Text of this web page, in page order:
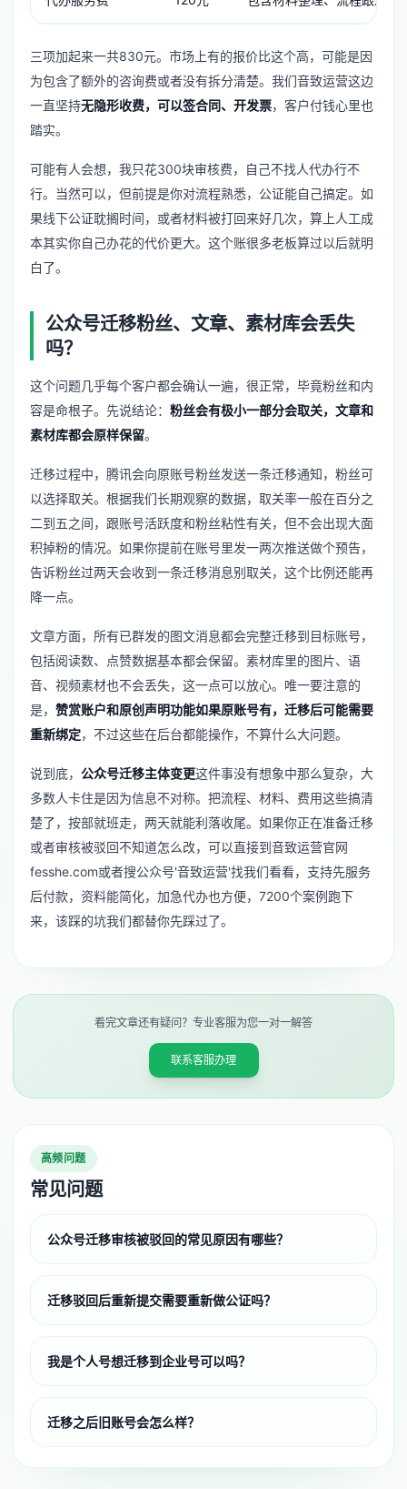
三项加起来一共830元。市场上有的报价比这个高，可能是因
为包含了额外的咨询费或者没有拆分清楚。我们音致运营这边
一直坚持无隐形收费，可以签合同、开发票，客户付钱心里也
踏实。
可能有人会想，我只花300块审核费，自己不找人代办行不
行。当然可以，但前提是你对流程熟悉，公证能自己搞定。如
果线下公证耽搁时间，或者材料被打回来好几次，算上人工成
本其实你自己办花的代价更大。这个账很多老板算过以后就明
白了。
公众号迁移粉丝、文章、素材库会丢失
吗？
这个问题几乎每个客户都会确认一遍，很正常，毕竟粉丝和内
容是命根子。先说结论： 粉丝会有极小一部分会取关，文章和
素材库都会原样保留。
迁移过程中，腾讯会向原账号粉丝发送一条迁移通知，粉丝可
以选择取关。根据我们长期观察的数据，取关率一般在百分之
二到五之间，跟账号活跃度和粉丝粘性有关，但不会出现大面
积掉粉的情况。如果你提前在账号里发一两次推送做个预告，
告诉粉丝过两天会收到一条迁移消息别取关，这个比例还能再
降一点。
文章方面，所有已群发的图文消息都会完整迁移到目标账号，
包括阅读数、点赞数据基本都会保留。素材库里的图片、语
音、视频素材也不会丢失，这一点可以放心。唯一要注意的
是， 赞赏账户和原创声明功能如果原账号有，迁移后可能需要
重新绑定，不过这些在后台都能操作，不算什么大问题。
说到底， 公众号迁移主体变更这件事没有想象中那么复杂，大
多数人卡住是因为信息不对称。把流程、材料、费用这些搞清
楚了，按部就班走，两天就能利落收尾。如果你正在准备迁移
或者审核被驳回不知道怎么改，可以直接到音致运营官网
fesshe.com或者搜公众号'音致运营'找我们看看，支持先服务
后付款，资料能简化，加急代办也方便，7200个案例跑下
来，该踩的坑我们都替你先踩过了。
看完文章还有疑问？专业客服为您一对一解答
联系客服办理
高频问题
常见问题
公众号迁移审核被驳回的常见原因有哪些？
迁移驳回后重新提交需要重新做公证吗？
我是个人号想迁移到企业号可以吗？
迁移之后旧账号会怎么样？